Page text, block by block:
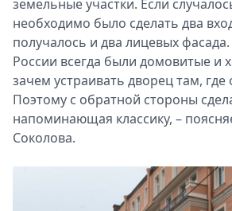
земельные участки. Если
необходимо было сделать два
получалось и два лицевых
России всегда были домовитые и
зачем устраивать дворец там, где
Поэтому с обратной стороны
напоминающая классику, –
Соколова.